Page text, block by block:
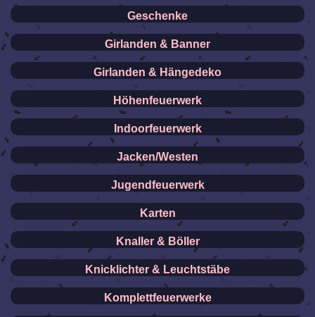
Geschenke
Girlanden & Banner
Girlanden & Hängedeko
Höhenfeuerwerk
Indoorfeuerwerk
Jacken/Westen
Jugendfeuerwerk
Karten
Knaller & Böller
Knicklichter & Leuchtstäbe
Komplettfeuerwerke